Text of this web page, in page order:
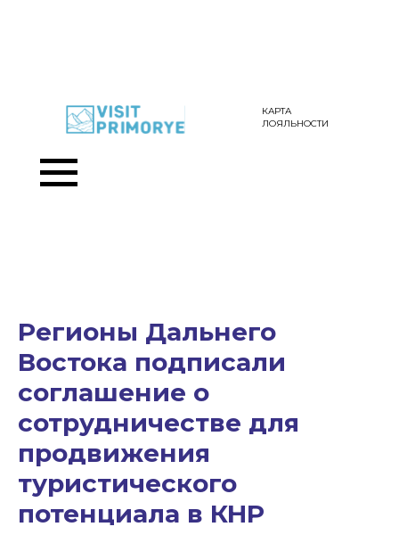
КАРТА
ЛОЯЛЬНОСТИ
Регионы Дальнего
Востока подписали
соглашение о
сотрудничестве для
продвижения
туристического
потенциала в КНР